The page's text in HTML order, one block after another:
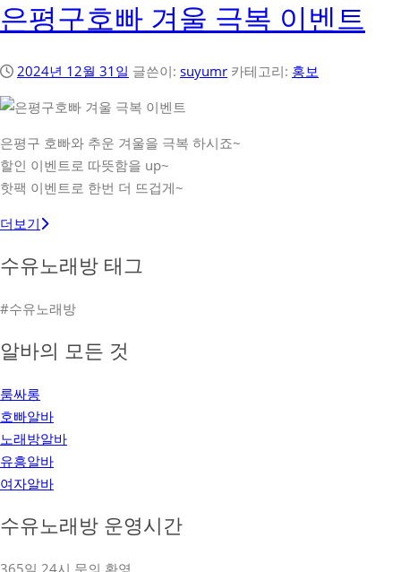
은평구호빠 겨울 극복 이벤트
2024년 12월 31일 글쓴이: suyumr 카테고리: 홍보
은평구 호빠와 추운 겨울을 극복 하시죠~
할인 이벤트로 따뜻함을 up~
핫팩 이벤트로 한번 더 뜨겁게~
더보기
수유노래방 태그
#수유노래방
알바의 모든 것
룸싸롱
호빠알바
노래방알바
유흥알바
여자알바
수유노래방 운영시간
365일 24시 문의 환영